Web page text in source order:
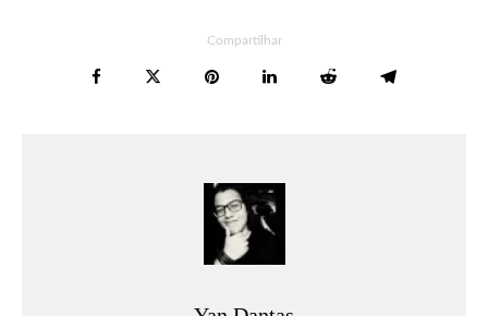
Compartilhar